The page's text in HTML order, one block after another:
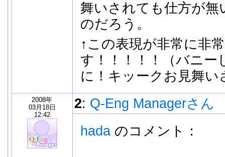
舞いされても仕方が
のだろう。
↑この表現が非常に非
す！！！！！（バニー
に！キッークお見舞い
2008年
03月18日
12:42
2: Q-Eng Managerさん
hadaのコメント：